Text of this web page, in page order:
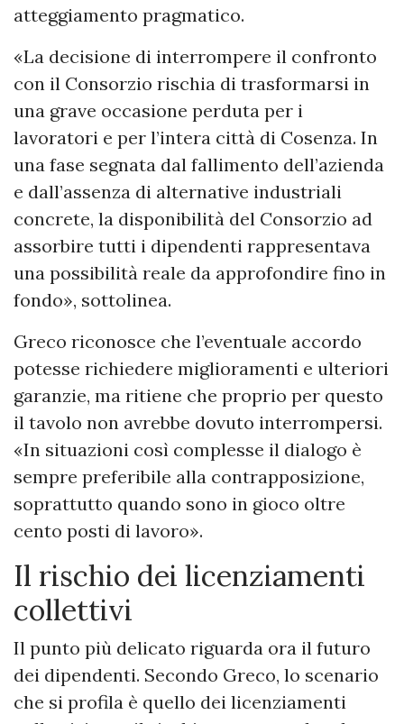
atteggiamento pragmatico.
«La decisione di interrompere il confronto
con il Consorzio rischia di trasformarsi in
una grave occasione perduta per i
lavoratori e per l’intera città di Cosenza. In
una fase segnata dal fallimento dell’azienda
e dall’assenza di alternative industriali
concrete, la disponibilità del Consorzio ad
assorbire tutti i dipendenti rappresentava
una possibilità reale da approfondire fino in
fondo», sottolinea.
Greco riconosce che l’eventuale accordo
potesse richiedere miglioramenti e ulteriori
garanzie, ma ritiene che proprio per questo
il tavolo non avrebbe dovuto interrompersi.
«In situazioni così complesse il dialogo è
sempre preferibile alla contrapposizione,
soprattutto quando sono in gioco oltre
cento posti di lavoro».
Il rischio dei licenziamenti
collettivi
Il punto più delicato riguarda ora il futuro
dei dipendenti. Secondo Greco, lo scenario
che si profila è quello dei licenziamenti